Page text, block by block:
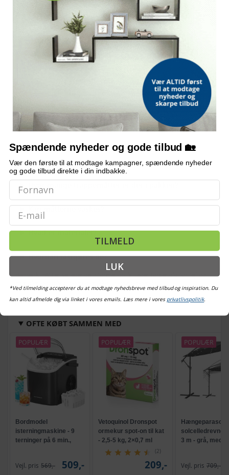
SAMLET VÆGT
Selvklæbende prikker og skridsikker underside
ANTAL
15 stk.
OFTE STILLEDE SPØRGSMÅL
Kan måtterne vaskes?
Hvad er materialet?
Hvordan fastgøres de?
Bemærk: FAQ er vejledende information. Vi tager forbehold for fejl og
Beige - 56 x 17 x 3 cm - 10 stk
Lysebrun - 65 x 21 x 4 cm - 15 stk
720,-
519,-
337,-
249,-
OFTE KØBT SAMMEN MED
POPULÆR
Bordmodel
isterningmaskine - 9
terninger på 6 min.,
Vejl. pris 569,- 509,-
POPULÆR
Vetoquinol Dronspot
ormekur spot-on til kat
- 2,5-5 kg, 2×0,7 ml
(2)
209,-
POPULÆR
Hængeparasols
solcelledrevne
3 m - grå, med
Vejl. pris 709,-
Spændende nyheder og gode tilbud 🏡
Vær den første til at modtage kampagner, spændende nyheder
og gode tilbud direkte i din indbakke.
Email
TILMELD
LUK
*Ved tilmelding accepterer du at modtage nyhedsbreve med tilbud og inspiration. Du
kan altid afmelde dig via linket i vores emails. Læs mere i vores privatlivspolitik.